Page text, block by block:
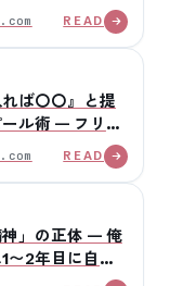
ターン
READ
ば〇〇』と提
ル術 — フリー
単価交渉の核
READ
神」の正体 — 俺
〜2年目に自分
と